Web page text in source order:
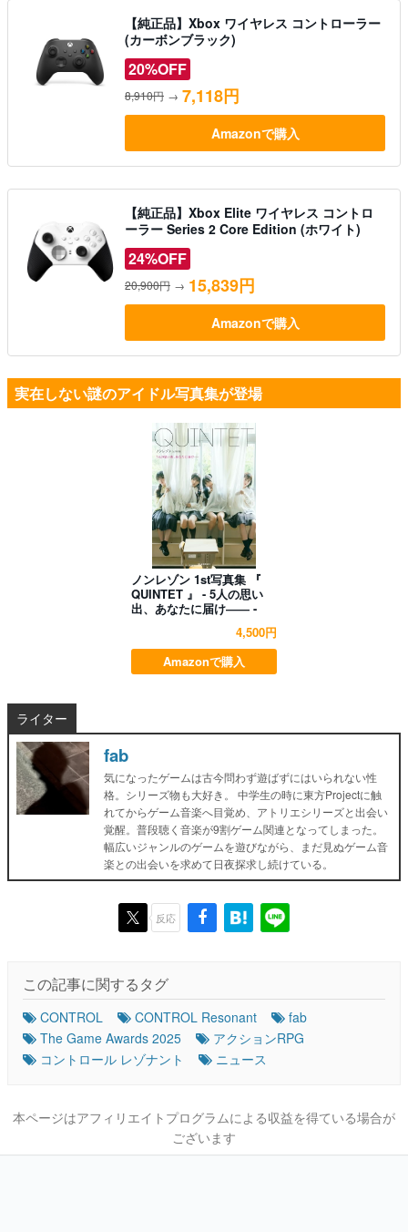
【純正品】Xbox ワイヤレス コントローラー
(カーボンブラック)
20%OFF
8,910円 → 7,118円
Amazonで購入
【純正品】Xbox Elite ワイヤレス コントロ
ーラー Series 2 Core Edition (ホワイト)
24%OFF
20,900円 → 15,839円
Amazonで購入
実在しない謎のアイドル写真集が登場
ノンレゾン 1st写真集 『
QUINTET 』 - 5人の思い
出、あなたに届け―― -
4,500円
Amazonで購入
ライター
fab
気になったゲームは古今問わず遊ばずにはいられない性
格。シリーズ物も大好き。 中学生の時に東方Projectに触
れてからゲーム音楽へ目覚め、アトリエシリーズと出会い
覚醒。普段聴く音楽が9割ゲーム関連となってしまった。
幅広いジャンルのゲームを遊びながら、まだ見ぬゲーム音
楽との出会いを求めて日夜探求し続けている。
反応
この記事に関するタグ
CONTROL CONTROL Resonant
fab
The Game Awards 2025
アクションRPG
コントロール レゾナント
ニュース
本ページはアフィリエイトプログラムによる収益を得ている場合が
ございます